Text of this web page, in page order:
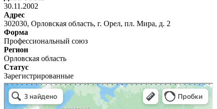
30.11.2002
Адрес
302030, Орловская область, г. Орел, пл. Мира, д. 2
Форма
Профессиональный союз
Регион
Орловская область
Статус
Зарегистрированные